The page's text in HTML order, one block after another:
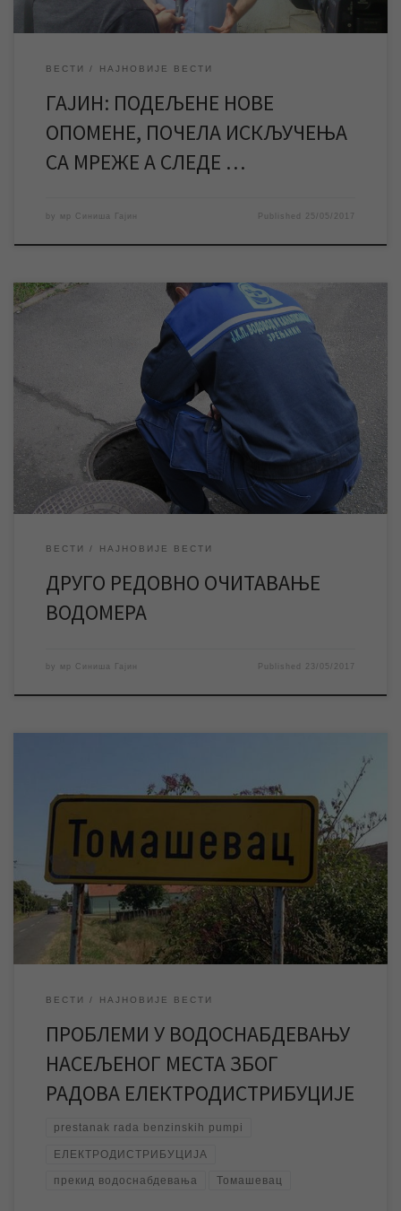
ВЕСТИ НАЈНОВИЈЕ ВЕСТИ
ГАЈИН: ПОДЕЉЕНЕ НОВЕ
ОПОМЕНЕ, ПОЧЕЛА ИСКЉУЧЕЊА
СА МРЕЖЕ А СЛЕДЕ …
by мр Синиша Гајин Published 25/05/2017
Крајем прошлог месеца успешно је завршено прво
овогодишње редовно очитавање водомера корисника у
Зрењанину и свим насељеним местима осим у Меленцима,
Ченти, Клеку, Тарашу и Арадцу где ће се очитавање завршити
до краја маја. Прошле недеље започето је и друго
овогодишње редовно очитавање водомера корисника у
Зрењанину, а о почетку […]
ВЕСТИ НАЈНОВИЈЕ ВЕСТИ
ДРУГО РЕДОВНО ОЧИТАВАЊЕ
ВОДОМЕРА
by мр Синиша Гајин Published 23/05/2017
За данас, 23.05.2017. године, најављени су радови
Електродистрибуције на електро мрежи у Томашевцу, због
чега ће у временском периоду од 9 до 13 часова доћи до
прекида снабдевања електричном енергијом у овом
насељеном месту. Нестанак електричне енергије
проузроковаће престанак рада бунарских пумпи, што ће
довести до прекида водоснабдевања у Томашевцу, […]
ВЕСТИ НАЈНОВИЈЕ ВЕСТИ
ПРОБЛЕМИ У ВОДОСНАБДЕВАЊУ
НАСЕЉЕНОГ МЕСТА ЗБОГ
РАДОВА ЕЛЕКТРОДИСТРИБУЦИЈЕ
prestanak rada benzinskih pumpi
ЕЛЕКТРОДИСТРИБУЦИЈА
прекид водоснабдевања Томашевац